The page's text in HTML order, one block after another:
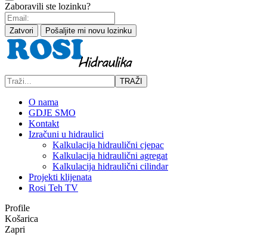
Zaboravili ste lozinku?
Zatvori Pošaljite mi novu lozinku
TRAŽI
O nama
GDJE SMO
Kontakt
Izračuni u hidraulici
Kalkulacija hidraulični cjepac
Kalkulacija hidraulični agregat
Kalkulacija hidraulični cilindar
Projekti klijenata
Rosi Teh TV
Profile
Košarica
Zapri